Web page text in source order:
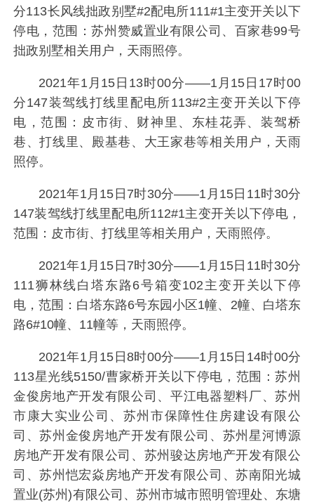
分113长风线拙政别墅#2配电所111#1主变开关以下
停电，范围：苏州赞威置业有限公司、百家巷99号
拙政别墅相关用户，天雨照停。
2021年1月15日13时00分——1月15日17时00
分147装驾线打线里配电所113#2主变开关以下停
电，范围：皮市街、财神里、东桂花弄、装驾桥
巷、打线里、殿基巷、大王家巷等相关用户，天雨
照停。
2021年1月15日7时30分——1月15日11时30分
147装驾线打线里配电所112#1主变开关以下停电，
范围：皮市街、打线里等相关用户，天雨照停。
2021年1月15日7时30分——1月15日11时30分
111狮林线白塔东路6号箱变102主变开关以下停
电，范围：白塔东路6号东园小区1幢、2幢、白塔东
路6#10幢、11幢等，天雨照停。
2021年1月15日8时00分——1月15日14时00分
113星光线5150/曹家桥开关以下停电，范围：苏州
金俊房地产开发有限公司、平江电器塑料厂、苏州
市康大实业公司、苏州市保障性住房建设有限公
司、苏州金俊房地产开发有限公司、苏州星河博源
房地产开发有限公司、苏州骏达房地产开发有限公
司、苏州恺宏焱房地产开发有限公司、苏南阳光城
置业(苏州)有限公司、苏州市城市照明管理处、东塘